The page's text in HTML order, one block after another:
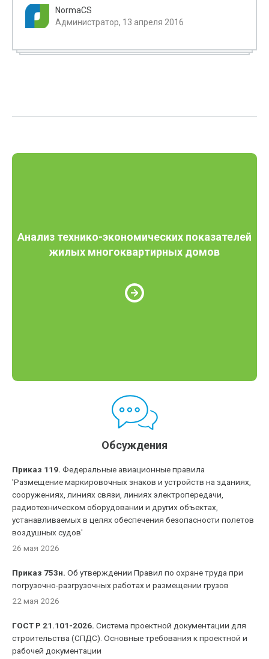
NormaCS
Администратор, 13 апреля 2016
Анализ технико-экономических показателей
жилых многоквартирных домов
Обсуждения
Приказ 119. Федеральные авиационные правила
'Размещение маркировочных знаков и устройств на зданиях,
сооружениях, линиях связи, линиях электропередачи,
радиотехническом оборудовании и других объектах,
устанавливаемых в целях обеспечения безопасности полетов
воздушных судов'
26 мая 2026
Приказ 753н. Об утверждении Правил по охране труда при
погрузочно-разгрузочных работах и размещении грузов
22 мая 2026
ГОСТ Р 21.101-2026. Система проектной документации для
строительства (СПДС). Основные требования к проектной и
рабочей документации